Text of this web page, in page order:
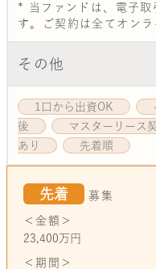
* 当ファンドは、電子取
す。ご契約は全てオンラ
その他
1口から出資OK
後
マスターリース
あり
先着順
先着 募集
＜金額＞
23,400万円
＜期間＞